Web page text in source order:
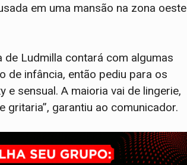
em uma mansão na zona oeste
Ludmilla contará com algumas
de infância, então pediu para os
sensual. A maioria vai de lingerie,
garantiu ao comunicador.